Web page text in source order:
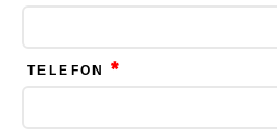
TELEFON*